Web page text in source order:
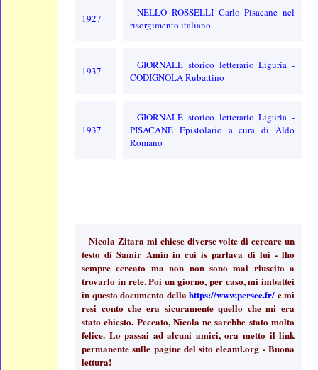
1927
NELLO ROSSELLI Carlo Pisacane nel
risorgimento italiano
1937
GIORNALE storico letterario Liguria -
CODIGNOLA Rubattino
1937
GIORNALE storico letterario Liguria -
PISACANE Epistolario a cura di Aldo
Romano
Nicola Zitara mi chiese diverse volte di cercare un
testo di Samir Amin in cui is parlava di lui - lho
sempre cercato ma non non sono mai riuscito a
trovarlo in rete. Poi un giorno, per caso, mi imbattei
in questo documento dellahttps://www.persee.fr/ e mi
resi conto che era sicuramente quello che mi era
stato chiesto. Peccato, Nicola ne sarebbe stato molto
felice. Lo passai ad alcuni amici, ora metto il link
permanente sulle pagine del sito eleaml.org - Buona
lettura!